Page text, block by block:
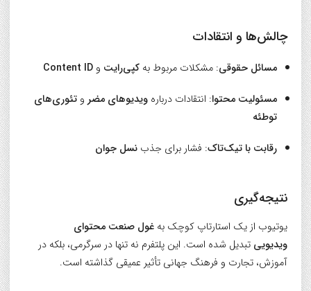
چالش‌ها و انتقادات
مسائل حقوقی: مشکلات مربوط به کپی‌رایت و Content ID
مسئولیت محتوا: انتقادات درباره ویدیوهای مضر و تئوری‌های
توطئه
رقابت با تیک‌تاک: فشار برای جذب نسل جوان
نتیجه‌گیری
یوتیوب از یک استارتاپ کوچک به غول صنعت محتوای
ویدیویی تبدیل شده است. این پلتفرم نه تنها در سرگرمی، بلکه در
آموزش، تجارت و فرهنگ جهانی تأثیر عمیقی گذاشته است.